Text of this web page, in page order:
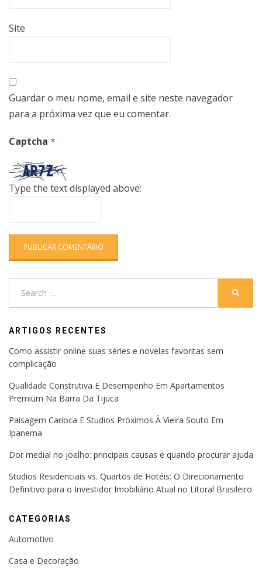
Site
Guardar o meu nome, email e site neste navegador
para a próxima vez que eu comentar.
Captcha *
Type the text displayed above:
ARTIGOS RECENTES
Como assistir online suas séries e novelas favoritas sem
complicação
Qualidade Construtiva E Desempenho Em Apartamentos
Premium Na Barra Da Tijuca
Paisagem Carioca E Studios Próximos À Vieira Souto Em
Ipanema
Dor medial no joelho: principais causas e quando procurar ajuda
Studios Residenciais vs. Quartos de Hotéis: O Direcionamento
Definitivo para o Investidor Imobiliário Atual no Litoral Brasileiro
CATEGORIAS
Automotivo
Casa e Decoração